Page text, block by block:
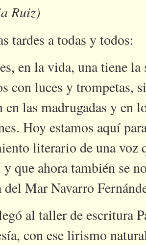
Ruiz)
tardes a todas y todos:
en la vida, una tiene
con luces y trompetas,
en las madrugadas y en
Hoy estamos aquí
literario de una voz
y que ahora también se
Mar Navarro
al taller de escritura
con ese lirismo